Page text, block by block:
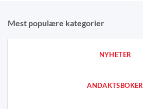
Mest populære kategorier
NYHETER
ANDAKTSBOKER